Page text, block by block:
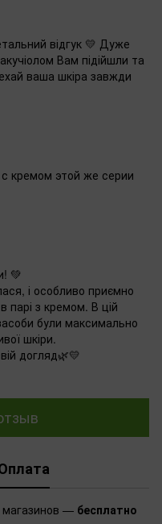
відгук 💛 Дуже
Вам підійшли та
ваша шкіра завжди
кремом этой же серии
💚
і особливо приємно
з кремом. В цій
були максимально
шкіри.
догляд🌿💛
— бесплатно